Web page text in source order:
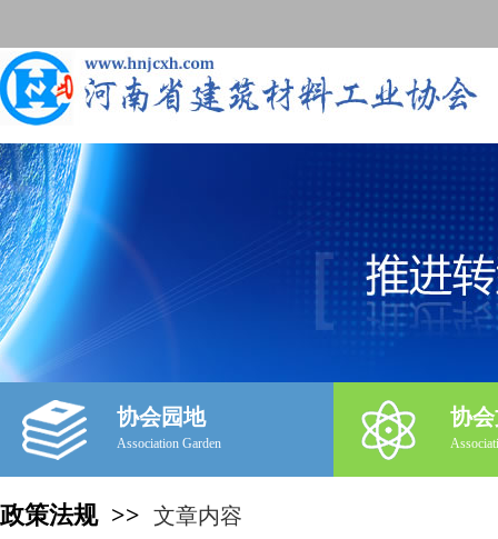
协会园地
Association Garden
协
政策法规 >> 文章内容